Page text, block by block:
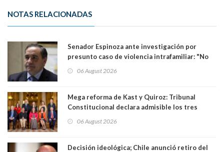
NOTAS RELACIONADAS
Senador Espinoza ante investigación por
presunto caso de violencia intrafamiliar: "No
antecedentes a Tribunal Supremo
06 August 2026
Mega reforma de Kast y Quiroz: Tribunal
Constitucional declara admisible los tres
06 August 2026
Decisión ideológica; Chile anunció retiro del